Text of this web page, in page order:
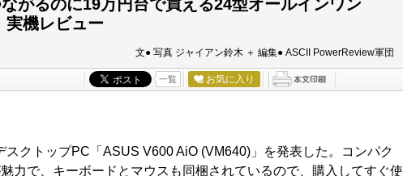
がるのに19万円台で買える24型オールインワン
実機レビュー
文● 写真 ジャイアン鈴木 ＋ 編集● ASCII PowerReview軍団
一覧 お気に入り
クトップPC「ASUS V600 AiO (VM640)」を発表した。コンパク
力で、キーボードとマウスも同梱されているので、購入してすぐ使